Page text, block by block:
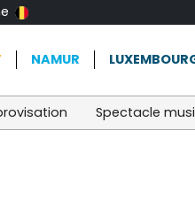
NAMUR
Spectacle